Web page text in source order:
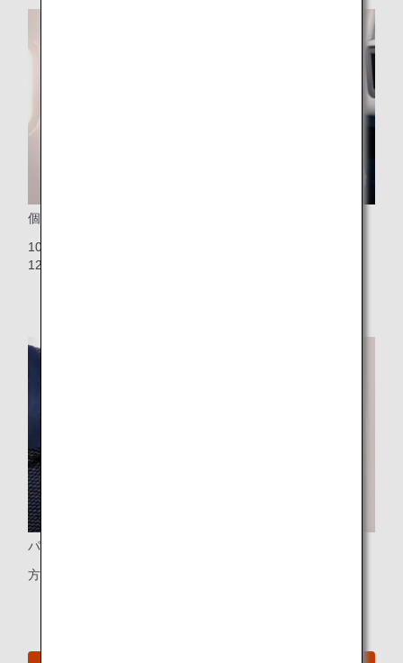
個人用シートモニター
10.6インチタッチパネル式の大型液晶モニター（最前列は
12.1インチ）、USBポート
パーソナルライト
方向が自由に調節できるパーソナルライト